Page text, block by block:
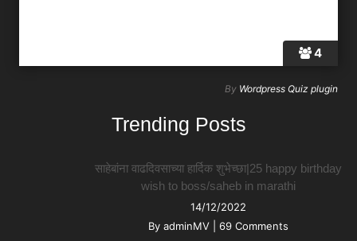
4
By Wordpress Quiz plugin
Trending Posts
साहेबांना वाढदिवसाच्या हार्दिक शुभेच्छा|25 happy birthday
wish to boss/saheb in marathi
14/12/2022
By adminMV 69 Comments